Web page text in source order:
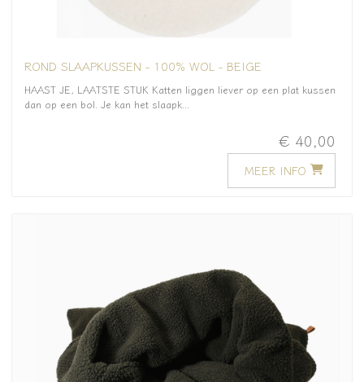
ROND SLAAPKUSSEN - 100% WOL - BEIGE
HAAST JE, LAATSTE STUK Katten liggen liever op een plat kussen
dan op een bol. Je kan het slaapk...
€ 40,00
MEER INFO